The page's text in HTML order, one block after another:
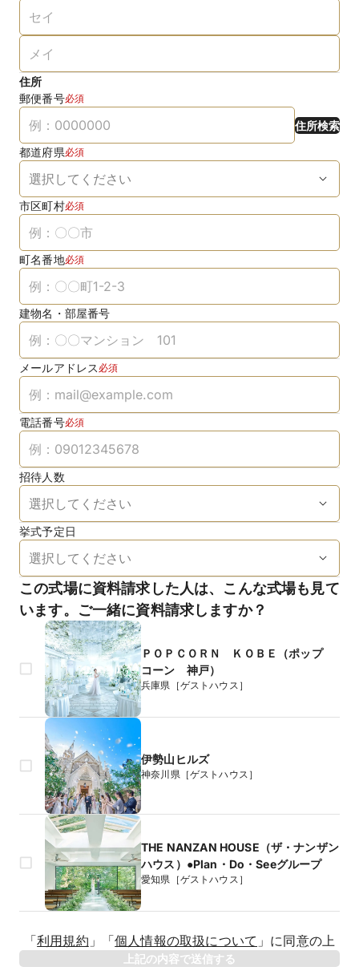
住所
郵便番号必須
住所検索
都道府県必須
市区町村必須
町名番地必須
建物名・部屋番号
メールアドレス 必須
電話番号必須
招待人数
挙式予定日
この式場に資料請求した人は、こんな式場も見て
います。ご一緒に資料請求しますか？
ＰＯＰＣＯＲＮ ＫＯＢＥ（ポップ
コーン 神戸）
兵庫県［ゲストハウス］
伊勢山ヒルズ
神奈川県［ゲストハウス］
THE NANZAN HOUSE（ザ・ナンザン
ハウス）●Plan・Do・Seeグループ
愛知県［ゲストハウス］
年
「利用規約 」 「個人情報の取扱について 」 に同意の上
上記の内容で送信する